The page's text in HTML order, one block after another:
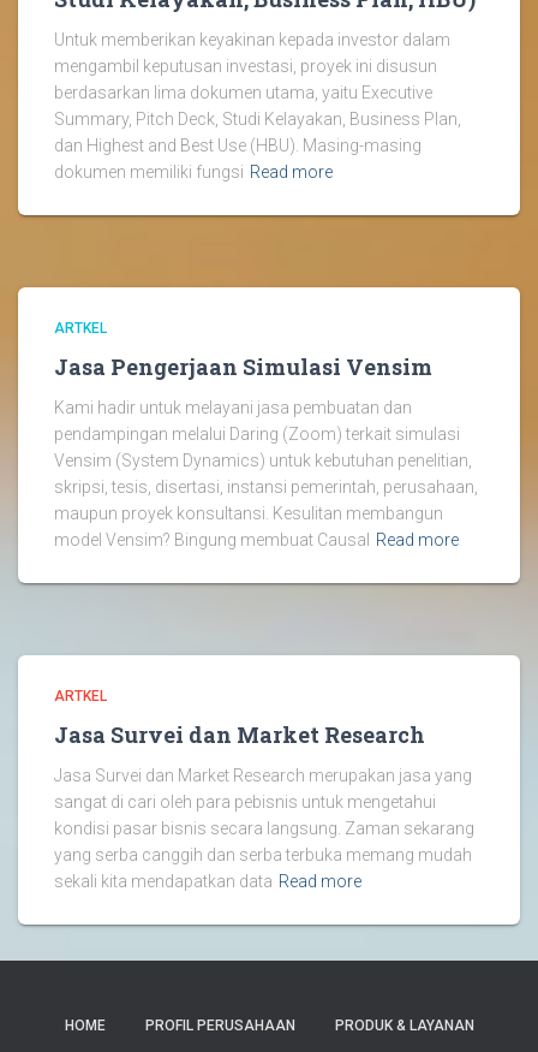
Untuk memberikan keyakinan kepada investor dalam
mengambil keputusan investasi, proyek ini disusun
berdasarkan lima dokumen utama, yaitu Executive
Summary, Pitch Deck, Studi Kelayakan, Business Plan,
dan Highest and Best Use (HBU). Masing-masing
dokumen memiliki fungsi Read more
ARTKEL
Jasa Pengerjaan Simulasi Vensim
Kami hadir untuk melayani jasa pembuatan dan
pendampingan melalui Daring (Zoom) terkait simulasi
Vensim (System Dynamics) untuk kebutuhan penelitian,
skripsi, tesis, disertasi, instansi pemerintah, perusahaan,
maupun proyek konsultansi. Kesulitan membangun
model Vensim? Bingung membuat Causal
Read more
ARTKEL
Jasa Survei dan Market Research
Jasa Survei dan Market Research merupakan jasa yang
sangat di cari oleh para pebisnis untuk mengetahui
kondisi pasar bisnis secara langsung. Zaman sekarang
yang serba canggih dan serba terbuka memang mudah
sekali kita mendapatkan data Read more
HOME PROFIL PERUSAHAAN PRODUK & LAYANAN